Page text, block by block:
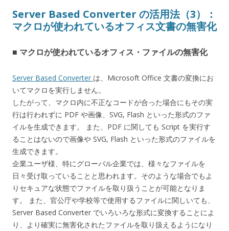
Server Based Converter の活用法（3）：
マクロが使われているオフィス文書の無害化
■ マクロが使われているオフィス・ファイルの無害化
Server Based Converter は、Microsoft Office 文書の変換にお
いてマクロを実行しません。
したがって、マクロ内に不正なコードが合った場合にもその実
行は行われずに PDF や画像、SVG, Flash といった形式のファ
イルを生成できます。 また、PDF に関しても Script を実行す
ることはないので画像や SVG, Flash といった形式のファイルを
生成できます。
企業ユーザ様、特にグローバル企業では、様々なファイルを
日々受け取っていることと思われます。そのような場合でもよ
りセキュアな状態でファイルを取り扱うことが可能となりま
す。 また、官公庁や学校等で使用するファイルに関しいても、
Server Based Converter でいろいろな形式に変換することによ
り、より確実に無害化されたファイルを取り扱えるようになり